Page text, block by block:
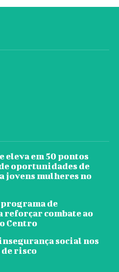
eleva em 50 pontos
oportunidades de
jovens mulheres no
de
reforçar combate ao
Centro
social nos
de risco